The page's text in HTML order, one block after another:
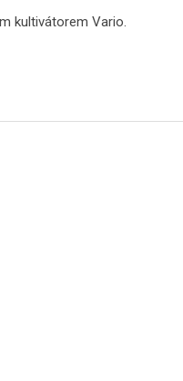
kultivátorem Vario.